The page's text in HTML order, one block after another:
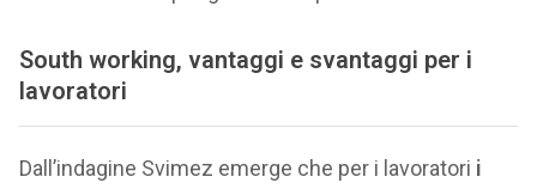
South working, vantaggi e svantaggi per i
lavoratori
Dall’indagine Svimez emerge che per i lavoratori i